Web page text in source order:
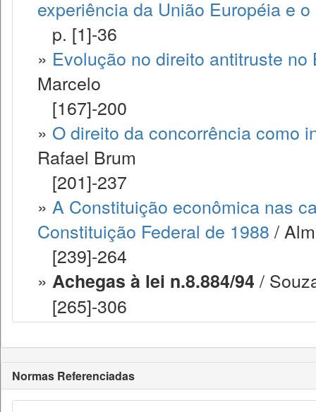
experiência da União Européia e
p. [1]-36
» Evolução no direito antitruste
Marcelo
[167]-200
» O direito da concorrência como
Rafael Brum
[201]-237
» A Constituição econômica nas
Constituição Federal de 1988 /
[239]-264
» Achegas à lei n.8.884/94 /
[265]-306
Normas Referenciadas